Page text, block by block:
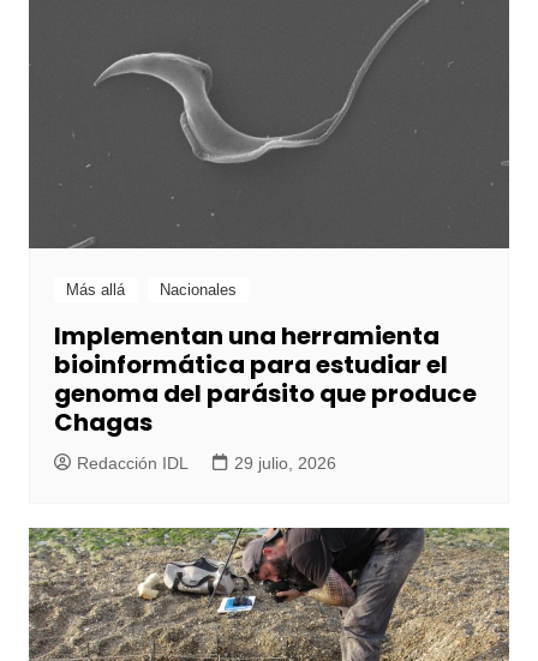
Más allá Nacionales
Implementan una herramienta
bioinformática para estudiar el
genoma del parásito que produce
Chagas
Redacción IDL 29 julio, 2026